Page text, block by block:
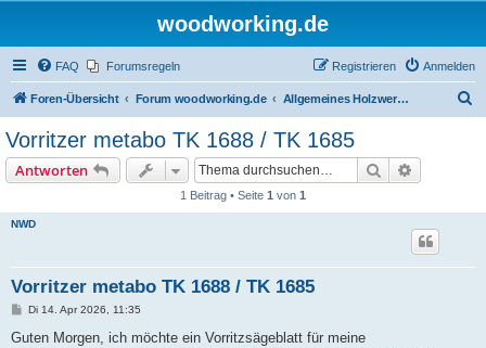
woodworking.de
FAQ Forumsregeln Anmelden
Registrieren
Foren-Übersicht Forum woodworking.de Allgemeines Holzwerkerforum - das laute Forum
Vorritzer metabo TK 1688 / TK 1685
Antworten Suche
1 Beitrag • Seite 1 von 1
NWD
Vorritzer metabo TK 1688 / TK 1685
B
i
Di 14. Apr 2026, 11:35
Guten Morgen, ich möchte ein Vorritzsägeblatt für meine